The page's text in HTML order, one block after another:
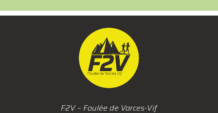
F2V – Foulée de Varces-Vif